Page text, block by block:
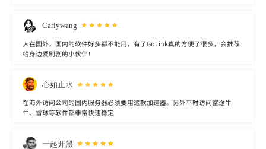
Carlywang
人在国外，国内的软件好多都不能用，有了GoLink真的方便了很多，会推荐
给身边爱刷剧的小伙伴！
心如止水
在海外访问公司的国内服务器必须要用这款加速器。另外平时访问富途牛
牛、雪球等软件都非常快速稳定
一起开黑